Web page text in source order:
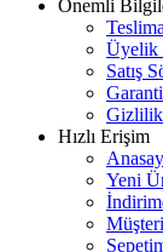
Önemli
Üyelik
Satış
Hızlı Erişim
Yeni